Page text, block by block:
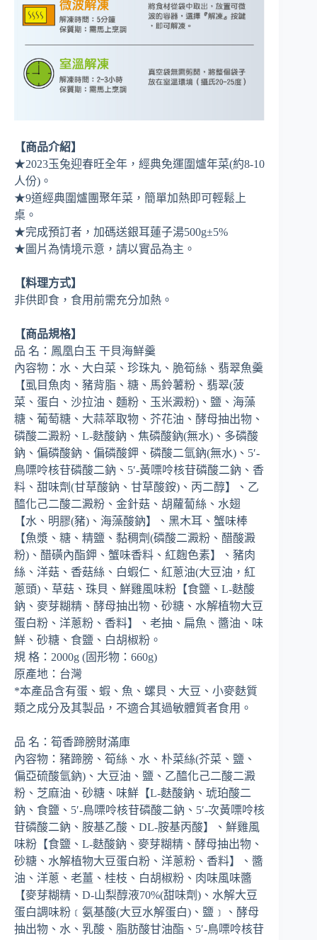
【商品介紹】
★2023玉兔迎春旺全年，經典免運圍爐年菜(約8-10
人份)。
★9道經典圍爐團聚年菜，簡單加熱即可輕鬆上
桌。
★完成預訂者，加碼送銀耳蓮子湯500g±5%
★圖片為情境示意，請以實品為主。
【料理方式】
非供即食，食用前需充分加熱。
【商品規格】
品 名：鳳凰白玉 干貝海鮮羹
內容物：水、大白菜、珍珠丸、脆筍絲、翡翠魚羹
【虱目魚肉、豬背脂、糖、馬鈴薯粉、翡翠(菠
菜、蛋白、沙拉油、麵粉、玉米澱粉)、鹽、海藻
糖、葡萄糖、大蒜萃取物、芥花油、酵母抽出物、
磷酸二澱粉、L-麩酸鈉、焦磷酸鈉(無水)、多磷酸
鈉、偏磷酸鈉、偏磷酸鉀、磷酸二氫鈉(無水)、5′-
鳥嘌呤核苷磷酸二鈉、5′-黃嘌呤核苷磷酸二鈉、香
料、甜味劑(甘草酸鈉、甘草酸銨)、丙二醇】、乙
醯化己二酸二澱粉、金針菇、胡蘿蔔絲、水翅
【水、明膠(豬)、海藻酸鈉】、黑木耳、蟹味棒
【魚漿、糖、精鹽、黏稠劑(磷酸二澱粉、醋酸澱
粉)、醋磺內酯鉀、蟹味香料、紅麴色素】、豬肉
絲、洋菇、香菇絲、白蝦仁、紅蔥油(大豆油，紅
蔥頭)、草菇、珠貝、鮮雞風味粉【食鹽、L-麩酸
鈉、麥芽糊精、酵母抽出物、砂糖、水解植物大豆
蛋白粉、洋蔥粉、香料】、老抽、扁魚、醬油、味
鮮、砂糖、食鹽、白胡椒粉。
規 格：2000g (固形物：660g)
原產地：台灣
*本產品含有蛋、蝦、魚、螺貝、大豆、小麥麩質
類之成分及其製品，不適合其過敏體質者食用。
品 名：筍香蹄膀財滿庫
內容物：豬蹄膀、筍絲、水、朴菜絲(芥菜、鹽、
偏亞硫酸氫鈉)、大豆油、鹽、乙醯化己二酸二澱
粉、芝麻油、砂糖、味鮮【L-麩酸鈉、琥珀酸二
鈉、食鹽、5′-鳥嘌呤核苷磷酸二鈉、5′-次黃嘌呤核
苷磷酸二鈉、胺基乙酸、DL-胺基丙酸】、鮮雞風
味粉【食鹽、L-麩酸鈉、麥芽糊精、酵母抽出物、
砂糖、水解植物大豆蛋白粉、洋蔥粉、香料】、醬
油、洋蔥、老薑、桂枝、白胡椒粉、肉味風味醬
【麥芽糊精、D-山梨醇液70%(甜味劑)、水解大豆
蛋白調味粉﹝氨基酸(大豆水解蛋白)、鹽﹞、酵母
抽出物、水、乳酸、脂肪酸甘油酯、5′-鳥嘌呤核苷